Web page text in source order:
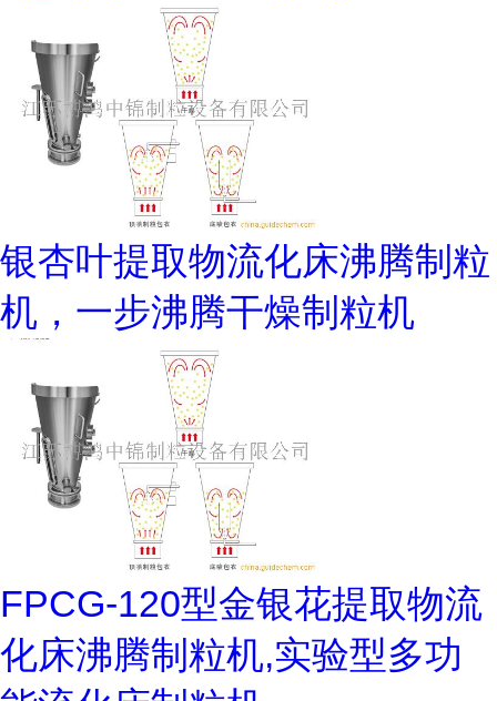
银杏叶提取物流化床沸腾制粒
机，一步沸腾干燥制粒机
FPCG-120型金银花提取物流
化床沸腾制粒机,实验型多功